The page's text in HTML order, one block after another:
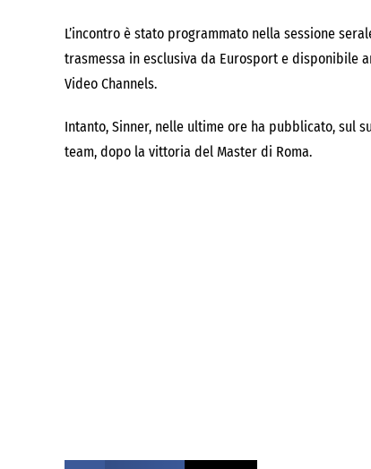
L’incontro è stato programmato nella sessione
trasmessa in esclusiva da Eurosport e disponibile
Video Channels.
Intanto, Sinner, nelle ultime ore ha pubblicato, sul
team, dopo la vittoria del Master di Roma.